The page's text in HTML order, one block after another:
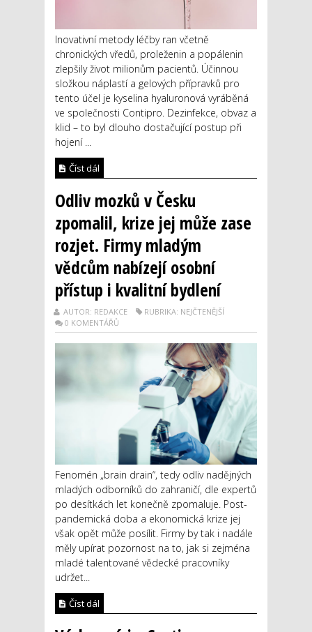
Inovativní metody léčby ran včetně
chronických vředů, proleženin a popálenin
zlepšily život milionům pacientů. Účinnou
složkou náplastí a gelových přípravků pro
tento účel je kyselina hyaluronová vyráběná
ve společnosti Contipro. Dezinfekce, obvaz a
klid – to byl dlouho dostačující postup při
hojení ...
Číst dál
Odliv mozků v Česku
zpomalil, krize jej může zase
rozjet. Firmy mladým
vědcům nabízejí osobní
přístup i kvalitní bydlení
AUTOR: REDAKCE
RUBRIKA: NEJČTENĚJŠÍ
0 KOMENTÁŘŮ
Fenomén „brain drain“, tedy odliv nadějných
mladých odborníků do zahraničí, dle expertů
po desítkách let konečně zpomaluje. Post-
pandemická doba a ekonomická krize jej
však opět může posílit. Firmy by tak i nadále
měly upírat pozornost na to, jak si zejména
mladé talentované vědecké pracovníky
udržet...
Číst dál